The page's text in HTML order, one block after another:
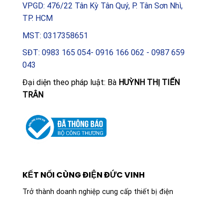
công tự phát với giá thành rẻ hơn, tuy nhiên Khung lắp
nổi Panel 1200×600 LEDVANCE Surface Kit vẫn luôn là
lựa chọn hàng đầu của các nhà thầu cơ điện và kiến
khiết không tạp chất, giúp khung không bị xỉn màu hay
giòn gãy. Đặc biệt, độ sai số về kích thước của
LEDVANCE gần như bằng không, đảm bảo khi lắp đèn
vào sẽ vừa khít, không có khe hở gây mất thẩm mỹ
Đầu tư vào Khung lắp nổi Panel 1200×600 LEDVANCE
Surface Kit là đầu tư vào sự chuyên nghiệp và bền
chất lượng và dịch vụ sau bán hàng, đảm bảo hệ thống
chiếu sáng luôn vận hành hoàn hảo trong suốt vòng đời
VPGD: 476/22 Tân Kỳ Tân Quý, P. Tân Sơn Nhì,
TP. HCM
MST: 0317358651
SĐT: 0983 165 054- 0916 166 062 - 0987 659
043
Đại diện theo pháp luật: Bà HUỲNH THỊ TIẾN
TRÂN
KẾT NỐI CÙNG ĐIỆN ĐỨC VINH
Trở thành doanh nghiệp cung cấp thiết bị điện